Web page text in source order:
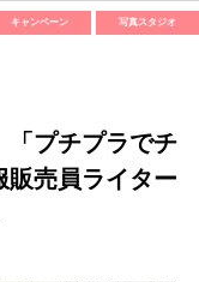
キャンペーン 写真スタジオ
「プチプラでチ
販売員ライター